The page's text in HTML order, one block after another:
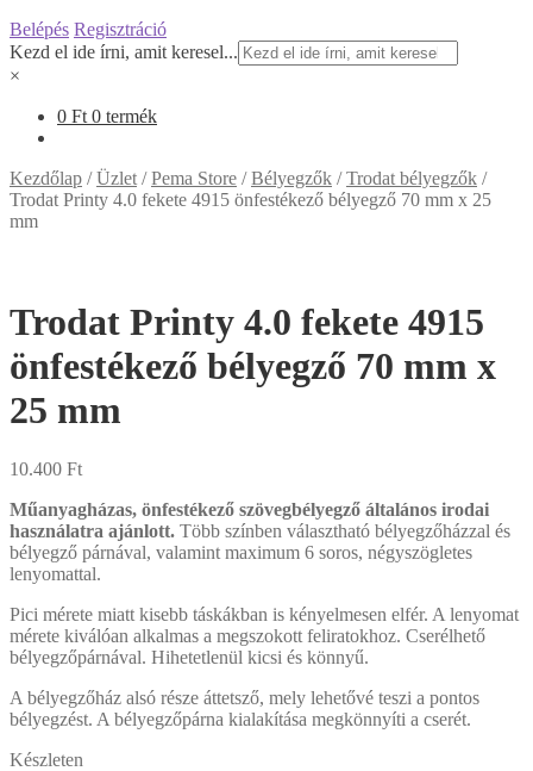
Belépés Regisztráció
Kezd el ide írni, amit keresel...
×
0 Ft 0 termék
Kezdőlap /Üzlet /Pema Store /Bélyegzők /Trodat bélyegzők /
Trodat Printy 4.0 fekete 4915 önfestékező bélyegző 70 mm x 25
mm
Trodat Printy 4.0 fekete 4915
önfestékező bélyegző 70 mm x
25 mm
10.400 Ft
Műanyagházas, önfestékező szövegbélyegző általános irodai
használatra ajánlott. Több színben választható bélyegzőházzal és
bélyegző párnával, valamint maximum 6 soros, négyszögletes
lenyomattal.
Pici mérete miatt kisebb táskákban is kényelmesen elfér. A lenyomat
mérete kiválóan alkalmas a megszokott feliratokhoz. Cserélhető
bélyegzőpárnával. Hihetetlenül kicsi és könnyű.
A bélyegzőház alsó része áttetsző, mely lehetővé teszi a pontos
bélyegzést. A bélyegzőpárna kialakítása megkönnyíti a cserét.
Készleten